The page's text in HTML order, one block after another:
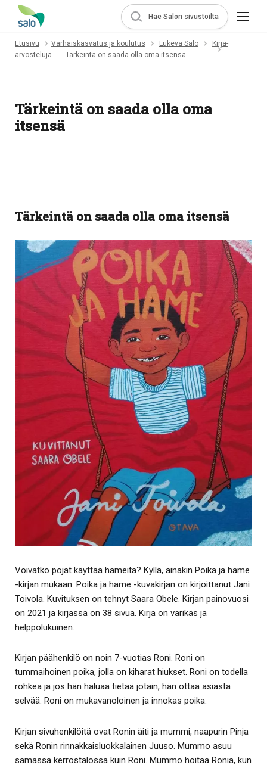
Hae Salon sivustoilta
Etusivu Varhaiskasvatus ja koulutus Lukeva Salo
Kirja-
arvosteluja
Tärkeintä on saada olla oma itsensä
Tärkeintä on saada olla oma
itsensä
Tärkeintä on saada olla oma itsensä
Voivatko pojat käyttää hameita? Kyllä, ainakin Poika ja hame
-kirjan mukaan. Poika ja hame -kuvakirjan on kirjoittanut Jani
Toivola. Kuvituksen on tehnyt Saara Obele. Kirjan painovuosi
on 2021 ja kirjassa on 38 sivua. Kirja on värikäs ja
helppolukuinen.
Kirjan päähenkilö on noin 7-vuotias Roni. Roni on
tummaihoinen poika, jolla on kiharat hiukset. Roni on todella
rohkea ja jos hän haluaa tietää jotain, hän ottaa asiasta
selvää. Roni on mukavanoloinen ja innokas poika.
Kirjan sivuhenkilöitä ovat Ronin äiti ja mummi, naapurin Pinja
sekä Ronin rinnakkaisluokkalainen Juuso. Mummo asuu
samassa kerrostalossa kuin Roni. Mummo hoitaa Ronia, kun